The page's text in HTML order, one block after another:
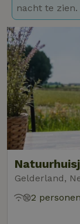
nacht te zien.
Gelderland,
2 personen